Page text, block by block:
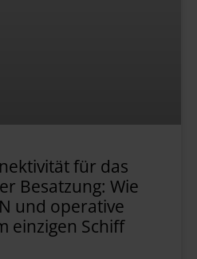
für das
Besatzung: Wie
und operative
einzigen Schiff